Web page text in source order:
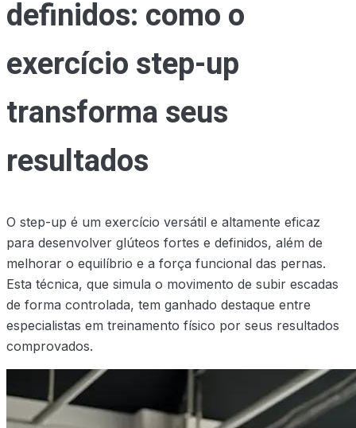
definidos: como o
exercício step-up
transforma seus
resultados
O step-up é um exercício versátil e altamente eficaz
para desenvolver glúteos fortes e definidos, além de
melhorar o equilíbrio e a força funcional das pernas.
Esta técnica, que simula o movimento de subir escadas
de forma controlada, tem ganhado destaque entre
especialistas em treinamento físico por seus resultados
comprovados.